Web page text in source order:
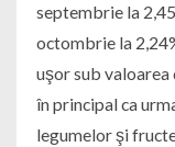
septembrie la
octombrie la
uşor sub valoarea
în principal ca
legumelor şi